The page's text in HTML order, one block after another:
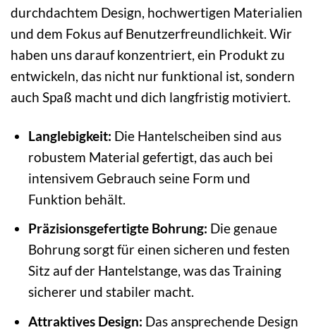
durchdachtem Design, hochwertigen Materialien
und dem Fokus auf Benutzerfreundlichkeit. Wir
haben uns darauf konzentriert, ein Produkt zu
entwickeln, das nicht nur funktional ist, sondern
auch Spaß macht und dich langfristig motiviert.
Langlebigkeit: Die Hantelscheiben sind aus
robustem Material gefertigt, das auch bei
intensivem Gebrauch seine Form und
Funktion behält.
Präzisionsgefertigte Bohrung: Die genaue
Bohrung sorgt für einen sicheren und festen
Sitz auf der Hantelstange, was das Training
sicherer und stabiler macht.
Attraktives Design: Das ansprechende Design